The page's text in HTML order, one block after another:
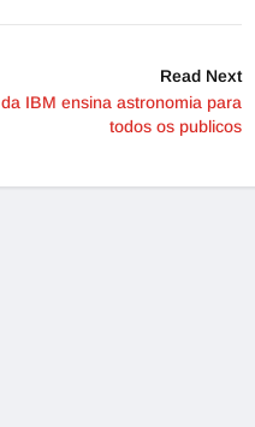
Read Next
IBM ensina astronomia para
todos os publicos